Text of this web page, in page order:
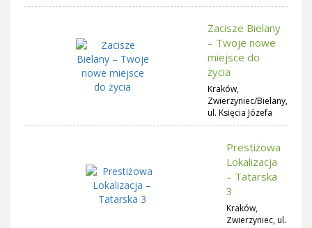
Zacisze Bielany
– Twoje nowe
miejsce do
życia
Kraków,
Zwierzyniec/Bielany,
ul. Księcia Józefa
Prestiżowa
Lokalizacja
– Tatarska
3
Kraków,
Zwierzyniec, ul.